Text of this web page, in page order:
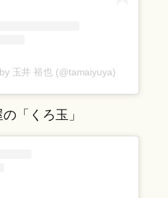
玉井 裕也 (@tamaiyuya)
「くろ玉」